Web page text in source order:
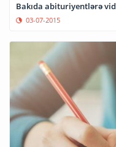
Bakıda abituriyentlərə
03-07-2015